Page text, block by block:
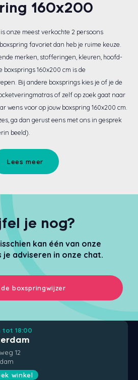
160x200
onze meest verkochte 2 persoons
favoriet dan heb je ruime keuze.
merken, stofferingen, kleuren, hoofd-
160x200 cm is de
Bij andere boxsprings kies je of je de
of zelf op zoek gaat naar
wens voor op jouw boxspring 160x200 cm.
ga dan gerust eens met ons in gesprek
beeld).
Lees meer
je nog?
kan één van onze
je adviseren in onze chat.
boxspringwijzer
tot 18:00
12
winkel